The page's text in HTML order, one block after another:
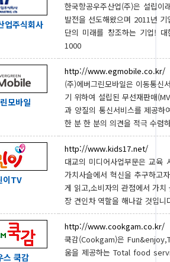
업주식회사
한국항공우주산업(주)은 설립
발전을 선도해왔으며 2011년
단의 미래를 창조하는 기업! 대
1000
모바일
http://www.egmobile.co.kr/
(주)에버그린모바일은 이동통신
기 위하여 설립된 무선재판매
과 양질의 통신서비스를 제공하
한 분 한 분의 의견을 적극 수렴
이TV
http://www.kids17.net/
대교의 미디어사업부문은 교육
가치사슬에서 혁신을 추구하고
게 읽고,소비자의 관점에서 가
장 견인차 역할을 해나갈 것입
스 쿡감
http://www.cookgam.co.kr/
쿡감(Cookgam)은
움을 제공하는 Total food